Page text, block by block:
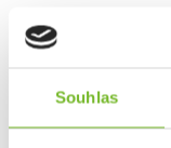
Souhlas